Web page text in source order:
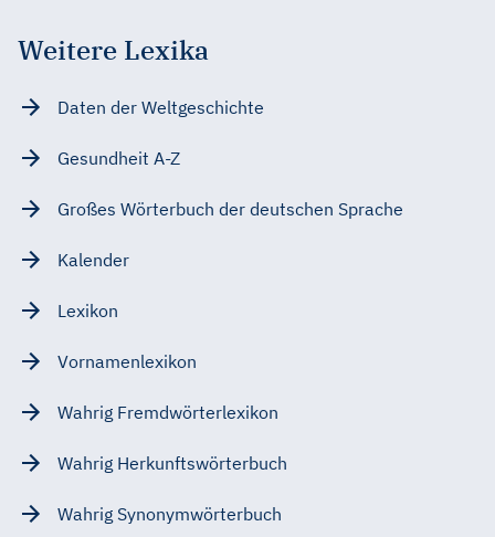
Weitere Lexika
Daten der Weltgeschichte
Gesundheit A-Z
Großes Wörterbuch der deutschen Sprache
Kalender
Lexikon
Vornamenlexikon
Wahrig Fremdwörterlexikon
Wahrig Herkunftswörterbuch
Wahrig Synonymwörterbuch